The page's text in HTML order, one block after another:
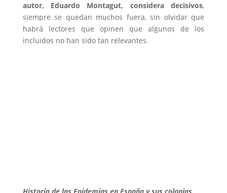
autor, Eduardo Montagut, considera decisivos,
siempre se quedan muchos fuera, sin olvidar que
habrá lectores que opinen que algunos de los
incluidos no han sido tan relevantes.